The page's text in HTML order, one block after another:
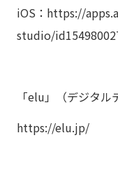
iOS： https://
studio/
「elu」（デジタル
https://elu.jp/